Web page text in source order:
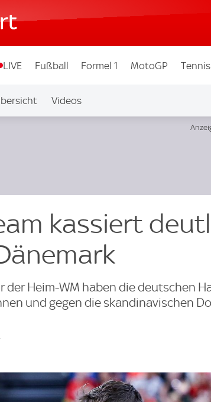
LIVE Fußball Formel 1 MotoGP Tennis
Videos
kassiert
der Heim-WM haben die deutschen
und gegen die skandinavischen